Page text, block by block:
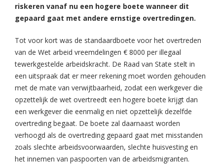
riskeren vanaf nu een hogere boete wanneer dit
gepaard gaat met andere ernstige overtredingen.
Tot voor kort was de standaardboete voor het overtreden
van de Wet arbeid vreemdelingen € 8000 per illegaal
tewerkgestelde arbeidskracht. De Raad van State stelt in
een uitspraak dat er meer rekening moet worden gehouden
met de mate van verwijtbaarheid, zodat een werkgever die
opzettelijk de wet overtreedt een hogere boete krijgt dan
een werkgever die eenmalig en niet opzettelijk dezelfde
overtreding begaat. De boete zal daarnaast worden
verhoogd als de overtreding gepaard gaat met misstanden
zoals slechte arbeidsvoorwaarden, slechte huisvesting en
het innemen van paspoorten van de arbeidsmigranten.